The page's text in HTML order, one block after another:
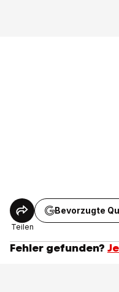
Teilen
Bevorzugte
Fehler gefunden?